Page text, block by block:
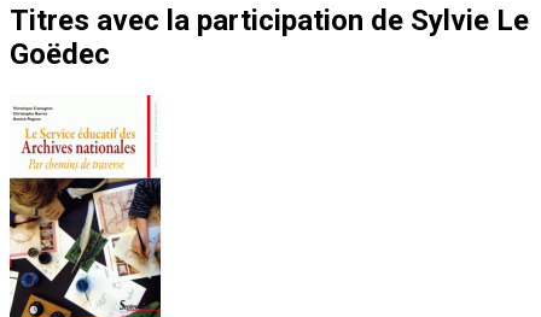
Titres avec la participation de Sylvie Le
Goëdec